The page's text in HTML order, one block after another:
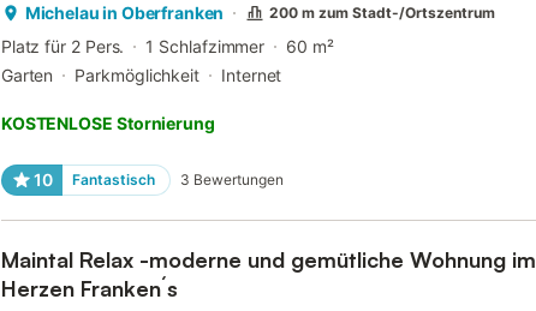
Michelau in Oberfranken 200 m zum Stadt-/Ortszentrum
Platz für 2 Pers. 1 Schlafzimmer
60 m²
Garten
Parkmöglichkeit Internet
KOSTENLOSE Stornierung
10 Fantastisch 3 Bewertungen
Maintal Relax -moderne und gemütliche Wohnung im
Herzen Franken´s